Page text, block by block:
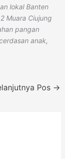
lokal Banten
Muara Ciujung
pangan
anak,
Pos →